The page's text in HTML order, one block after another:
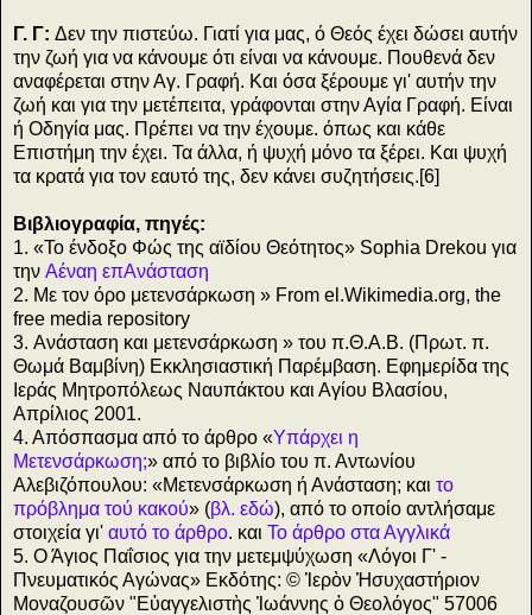
Γ. Γ: Δεν την πιστεύω. Γιατί για μας, ό Θεός έχει δώσει αυτήν
την ζωή για να κάνουμε ότι είναι να κάνουμε. Πουθενά δεν
αναφέρεται στην Αγ. Γραφή. Και όσα ξέρουμε γι' αυτήν την
ζωή και για την μετέπειτα, γράφονται στην Αγία Γραφή. Είναι
ή Οδηγία μας. Πρέπει να την έχουμε. όπως και κάθε
Επιστήμη την έχει. Τα άλλα, ή ψυχή μόνο τα ξέρει. Και ψυχή
τα κρατά για τον εαυτό της, δεν κάνει συζητήσεις.[6]
Βιβλιογραφία, πηγές:
1. «Το ένδοξο Φώς της αϊδίου Θεότητος» Sophia Drekou για
την Αέναη επΑνάσταση
2. Με τον όρο μετενσάρκωση » From el.Wikimedia.org, the
free media repository
3. Ανάσταση και μετενσάρκωση » του π.Θ.Α.Β. (Πρωτ. π.
Θωμά Βαμβίνη) Εκκλησιαστική Παρέμβαση. Εφημερίδα της
Ιεράς Μητροπόλεως Ναυπάκτου και Αγίου Βλασίου,
Απρίλιος 2001.
4. Απόσπασμα από το άρθρο «Υπάρχει η
Μετενσάρκωση;» από το βιβλίο του π. Αντωνίου
Αλεβιζόπουλου: «Μετενσάρκωση ή Ανάσταση; και το
πρόβλημα τού κακού» (βλ. εδώ), από το οποίο αντλήσαμε
στοιχεία γι' αυτό το άρθρο. και Το άρθρο στα Αγγλικά
5. Ο Άγιος Παΐσιος για την μετεμψύχωση «Λόγοι Γ' -
Πνευματικός Αγώνας» Εκδότης: © Ἱερὸν Ἡσυχαστήριον
Μοναζουσῶν "Εὐαγγελιστὴς Ἰωάννης ὁ Θεολόγος" 57006